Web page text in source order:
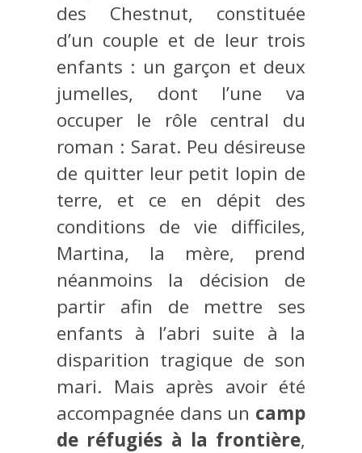
des Chestnut, constituée
d’un couple et de leur trois
enfants : un garçon et deux
jumelles, dont l’une va
occuper le rôle central du
roman : Sarat. Peu désireuse
de quitter leur petit lopin de
terre, et ce en dépit des
conditions de vie difficiles,
Martina, la mère, prend
néanmoins la décision de
partir afin de mettre ses
enfants à l’abri suite à la
disparition tragique de son
mari. Mais après avoir été
accompagnée dans un camp
de réfugiés à la frontière,